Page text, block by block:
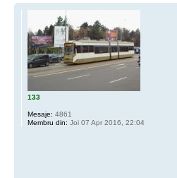
133
Mesaje: 4861
Membru din: Joi 07 Apr 2016, 22:04